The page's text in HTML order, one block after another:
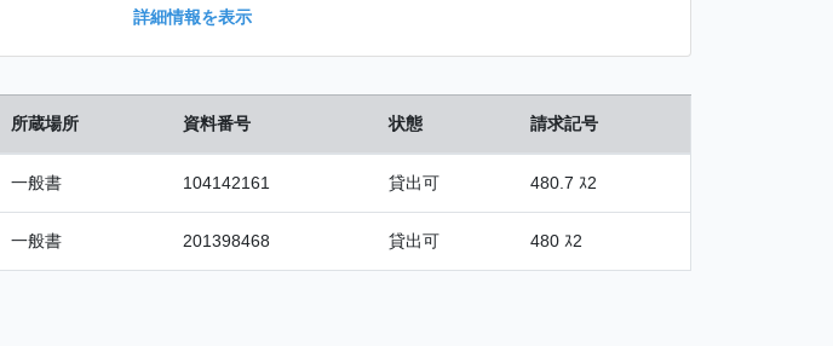
詳細情報を表示
所蔵場所 資料番号 状態 請求記号
一般書 104142161 貸出可 480.7 ｽ2
一般書 201398468 貸出可 480 ｽ2